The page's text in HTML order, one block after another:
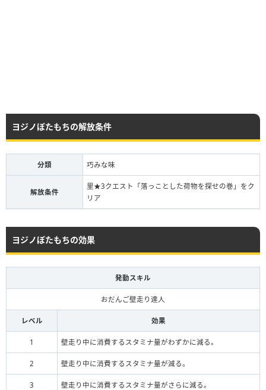
ヨジノぼたもちの解放条件
分類 巧みな味
解放条件
里★3クエスト「落っことした荷物を探せの巻」をク
リア
ヨジノぼたもちの効果
発動スキル
おだんご壁走り達人
レベル 効果
1 壁走り中に消費するスタミナ量がわずかに減る。
2 壁走り中に消費するスタミナ量が減る。
3 壁走り中に消費するスタミナ量がさらに減る。